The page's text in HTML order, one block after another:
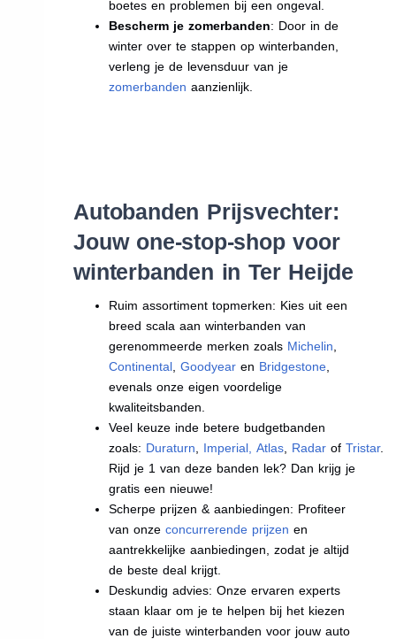
boetes en problemen bij een ongeval.
Bescherm je zomerbanden: Door in de
winter over te stappen op winterbanden,
verleng je de levensduur van je
zomerbanden aanzienlijk.
Autobanden Prijsvechter:
Jouw one-stop-shop voor
winterbanden in Ter Heijde
Ruim assortiment topmerken: Kies uit een
breed scala aan winterbanden van
gerenommeerde merken zoals Michelin
Continental ,Goodyear en Bridgestone
evenals onze eigen voordelige
kwaliteitsbanden.
Veel keuze inde betere budgetbanden
zoals: Duraturn Imperial Atlas Radar ofTristar.
Rijd je 1 van deze banden lek? Dan krijg je
gratis een nieuwe!
Scherpe prijzen & aanbiedingen: Profiteer
van onzeconcurrerende prijzen en
aantrekkelijke aanbiedingen, zodat je altijd
de beste deal krijgt.
Deskundig advies: Onze ervaren experts
staan klaar om je te helpen bij het kiezen
van de juiste winterbanden voor jouw auto